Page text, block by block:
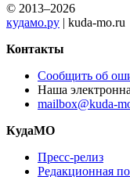
© 2013–2026
кудамо.ру | kuda-mo.ru
Контакты
Сообщить об
Наша
mailbox@kuda-
КудаМО
Пресс-релиз
Редакционная